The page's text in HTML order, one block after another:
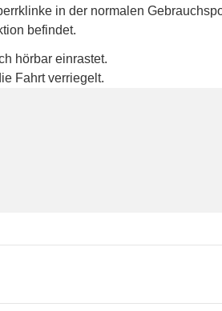
in der normalen
befindet.
hörbar einrastet.
Fahrt verriegelt.